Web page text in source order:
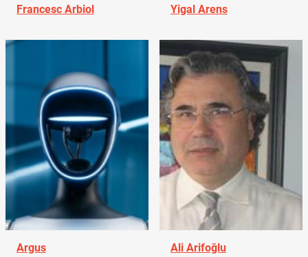
Francesc Arbiol Yigal Arens
Argus
Ali Arifoğlu